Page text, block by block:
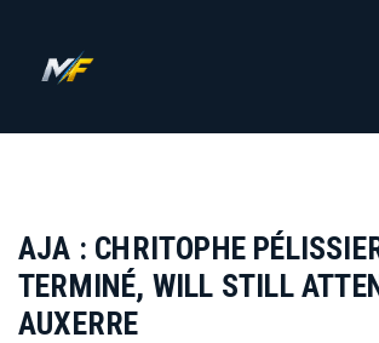
AJA : CHRITOPHE
TERMINÉ, WILL STILL
AUXERRE